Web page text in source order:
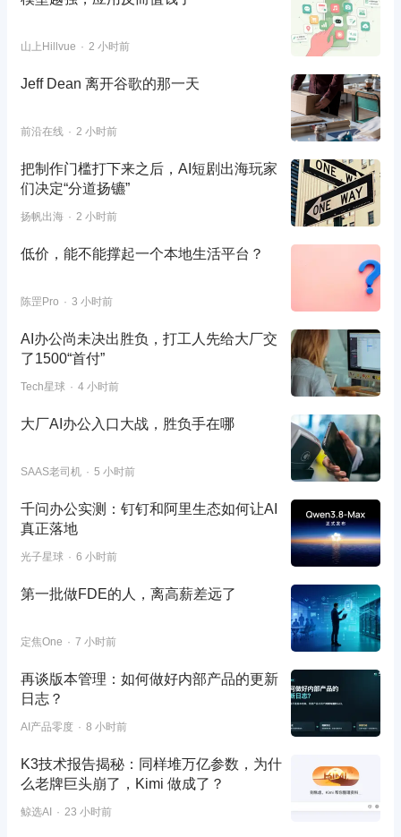
山上Hillvue 2 小时前
Jeff Dean 离开谷歌的那一天
前沿在线 2 小时前
把制作门槛打下来之后，AI短剧出海玩家
们决定“分道扬镳”
扬帆出海 2 小时前
低价，能不能撑起一个本地生活平台？
陈罡Pro 3 小时前
AI办公尚未决出胜负，打工人先给大厂交
了1500“首付”
Tech星球 4 小时前
大厂AI办公入口大战，胜负手在哪
SAAS老司机 5 小时前
千问办公实测：钉钉和阿里生态如何让AI
真正落地
光子星球 6 小时前
第一批做FDE的人，离高薪差远了
定焦One 7 小时前
再谈版本管理：如何做好内部产品的更新
日志？
AI产品零度 8 小时前
K3技术报告揭秘：同样堆万亿参数，为什
么老牌巨头崩了，Kimi 做成了？
鲸选AI 23 小时前